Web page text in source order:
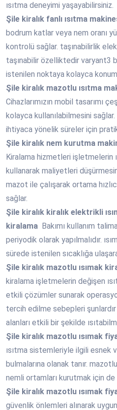
ısıtma deneyimi yaşayabilirsiniz.
Şile kiralık fanlı ısıtma
bodrum katlar veya nem oranı
kontrolü sağlar. taşınabilirlik
taşınabilir özelliktedir varyant3
istenilen noktaya kolayca
Şile kiralık mazotlu ısıtma
Cihazlarımızın mobil tasarımı
kolayca kullanılabilmesini
ihtiyaca yönelik süreler için
Şile kiralık nem kurutma
Kiralama hizmetleri işletmelerin
kullanarak maliyetleri
mazot ile çalışarak ortama
sağlar.
Şile kiralık kiralık elektrikli
kiralama Bakımı kullanım
periyodik olarak yapılmalıdır.
sürede istenilen sıcaklığa
Şile kiralık mazotlu ısımak
kiralama işletmelerin değişen
etkili çözümler sunarak
tercih edilme sebepleri şunlardır
alanları etkili bir şekilde
Şile kiralık mazotlu ısımak
ısıtma sistemleriyle ilgili esnek
bulmalarına olanak tanır. mazotlu
nemli ortamları kurutmak için de
Şile kiralık mazotlu ısımak
güvenlik önlemleri alınarak